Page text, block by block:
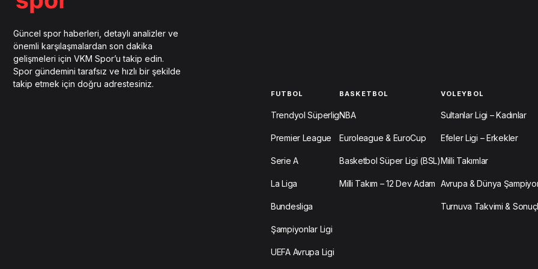
Güncel spor haberleri, detaylı analizler ve
önemli karşılaşmalardan son dakika
gelişmeleri için VKM Spor’u takip edin.
Spor gündemini tarafsız ve hızlı bir şekilde
takip etmek için doğru adrestesiniz.
FUTBOL
Trendyol Süperlig
Premier League
Serie A
La Liga
Bundesliga
Şampiyonlar Ligi
UEFA Avrupa Ligi
BASKETBOL
NBA
Euroleague & EuroCup
Basketbol Süper Ligi (BSL)
Milli Takım – 12 Dev Adam
VOLEYBOL
Sultanlar Ligi – Kadınlar
Efeler Ligi – Erkekler
Milli Takımlar
Avrupa & Dünya
Turnuva Takvimi &